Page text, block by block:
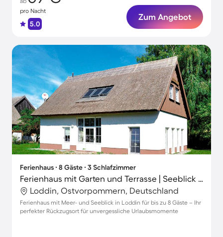
pro Nacht
5.0
Zum Angebot
Ferienhaus ∙ 8 Gäste ∙ 3 Schlafzimmer
Ferienhaus mit Garten und Terrasse | Seeblick | Haustiere sind willkommen
Loddin, Ostvorpommern, Deutschland
Ferienhaus mit Meer- und Seeblick in Loddin für bis zu 8 Gäste – Ihr
perfekter Rückzugsort für unvergessliche Urlaubsmomente